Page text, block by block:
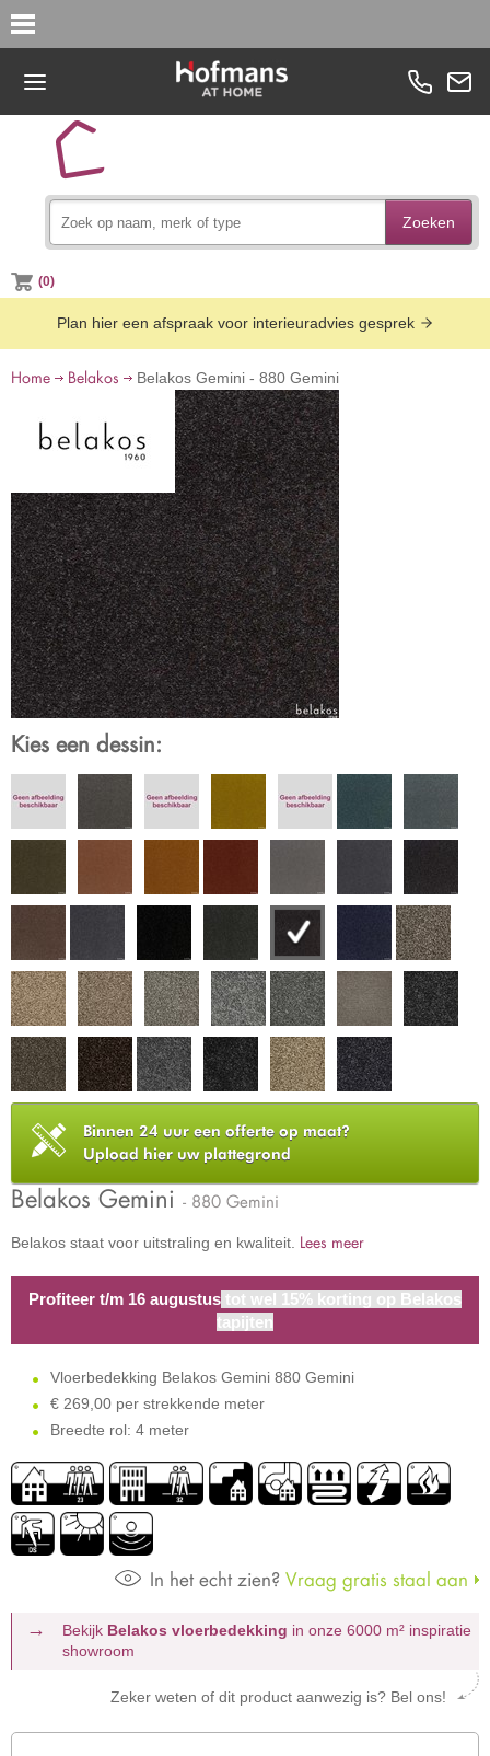
Zoeken
(0)
Plan hier een afspraak voor interieuradvies gesprek
Home Belakos Belakos Gemini - 880 Gemini
Kies een dessin:
Binnen 24 uur een offerte op maat?
Upload hier uw plattegrond
Belakos Gemini - 880 Gemini
Belakos staat voor uitstraling en kwaliteit. Lees meer
Profiteer t/m 16 augustus tot wel 15% korting op Belakos
tapijten
Vloerbedekking Belakos Gemini 880 Gemini
€ 269,00 per strekkende meter
Breedte rol: 4 meter
In het echt zien? Vraag gratis staal aan
Bekijk Belakos vloerbedekking in onze 6000 m² inspiratie
showroom
Zeker weten of dit product aanwezig is? Bel ons!